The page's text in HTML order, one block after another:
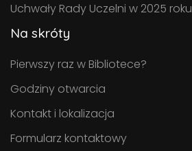
Uchwały Rady Uczelni w 2025 roku
Na skróty
Pierwszy raz w Bibliotece?
Godziny otwarcia
Kontakt i lokalizacja
Formularz kontaktowy